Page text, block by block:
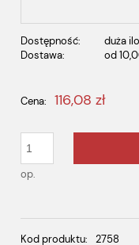
Dostępność:
duża
Dostawa:
od
Cena nie zawiera
Cena: 116,08 zł
op.
Kod produktu: 2758